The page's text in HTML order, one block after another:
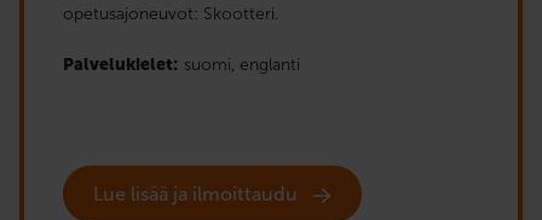
opetusajoneuvot: Skootteri.
Palvelukielet: suomi, englanti
Lue lisää ja ilmoittaudu